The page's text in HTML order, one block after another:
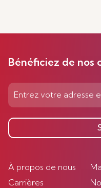
Bénéficiez de nos
À propos de nous
Carrières